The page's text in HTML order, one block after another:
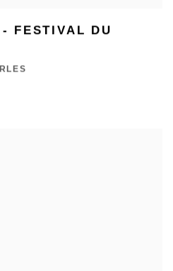
FESTIVAL DU